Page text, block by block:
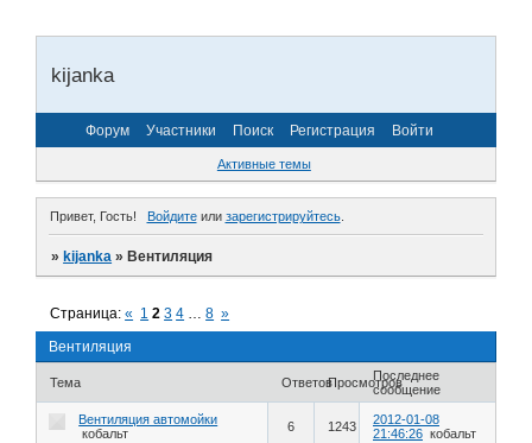
kijanka
Форум Участники Поиск Регистрация Войти
Активные темы
Привет, Гость! Войдитеили зарегистрируйтесь.
»kijanka »Вентиляция
Вентиляция
Страница:« 1 2 3 4 … 8 »
Тема ОтветовПросмотровПоследнее
сообщение
Вентиляция автомойки
кобальт
6 1243
2012-01-08
21:46:26 кобальт